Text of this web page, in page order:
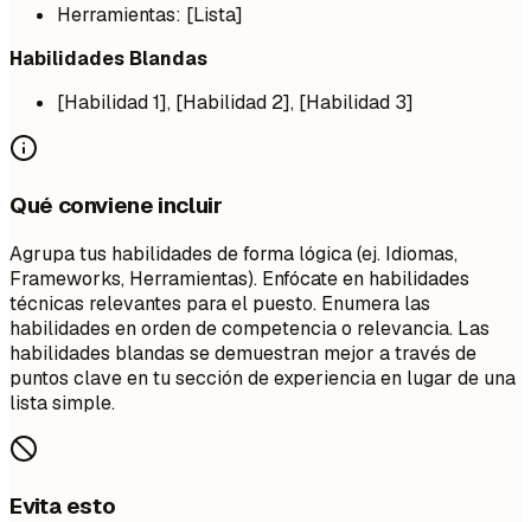
Herramientas: [Lista]
Habilidades Blandas
[Habilidad 1], [Habilidad 2], [Habilidad 3]
Qué conviene incluir
Agrupa tus habilidades de forma lógica (ej. Idiomas,
Frameworks, Herramientas). Enfócate en habilidades
técnicas relevantes para el puesto. Enumera las
habilidades en orden de competencia o relevancia. Las
habilidades blandas se demuestran mejor a través de
puntos clave en tu sección de experiencia en lugar de una
lista simple.
Evita esto